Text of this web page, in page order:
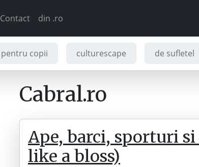
Contact din .ro
pentru copii culturescape de sufletel
Cabral.ro
Ape, barci, sporturi
like a bloss)